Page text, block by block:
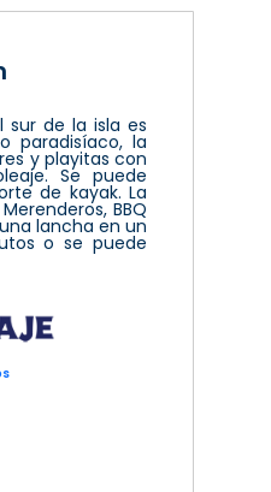
sur de la isla es
paradisíaco, la
y playitas con
Se puede
de kayak. La
BBQ
lancha en un
o se puede